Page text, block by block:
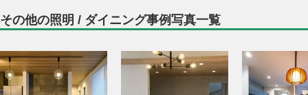
その他の照明 / ダイニング事例写真一覧